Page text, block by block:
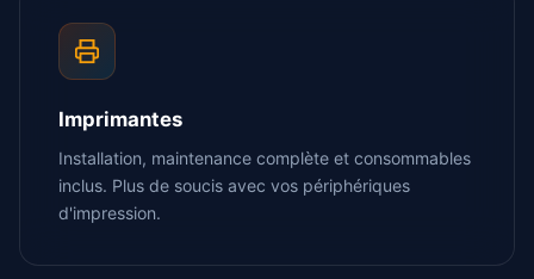
Imprimantes
Installation, maintenance complète et consommables
inclus. Plus de soucis avec vos périphériques
d'impression.